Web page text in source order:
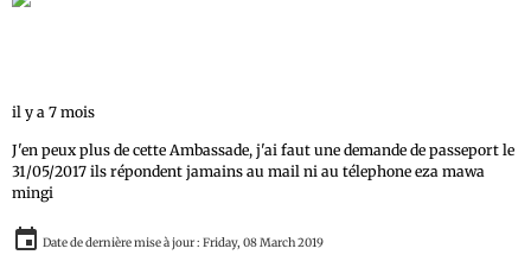
il y a 7 mois
J'en peux plus de cette Ambassade, j'ai faut une demande de passeport le
31/05/2017 ils répondent jamains au mail ni au télephone eza mawa
mingi
Date de dernière mise à jour : Friday, 08 March 2019